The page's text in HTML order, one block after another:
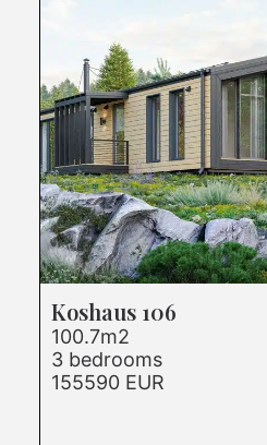
Koshaus 106
100.7m2
3 bedrooms
155590 EUR